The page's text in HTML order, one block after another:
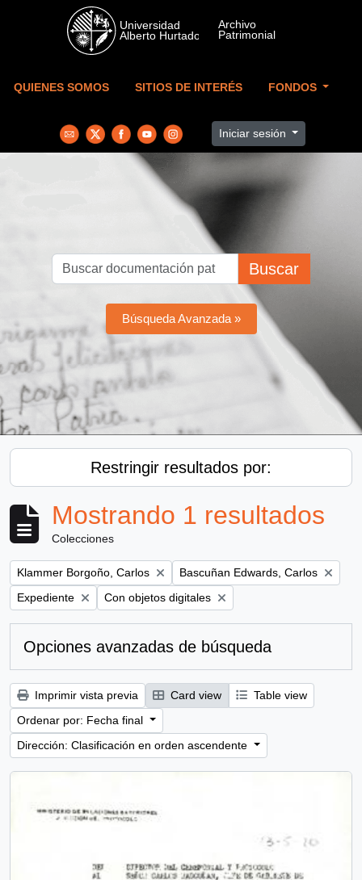
Skip to main content
QUIENES SOMOS SITIOS DE INTERÉS FONDOS
Iniciar sesión
Buscar
Búsqueda Avanzada »
Restringir resultados por:
Mostrando 1 resultados
Colecciones
Remove filter:
Klammer Borgoño, Carlos Remove filter:
Bascuñan Edwards, Carlos
Remove filter:
Expediente Remove filter:
Con objetos digitales
Opciones avanzadas de búsqueda
Imprimir vista previa Card view
Table view
Ordenar por: Fecha final
Dirección: Clasificación en orden ascendente